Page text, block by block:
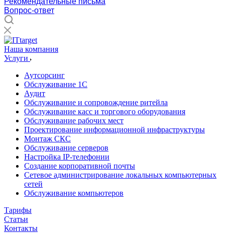
Вопрос-ответ
Наша компания
Услуги
Аутсорсинг
Обслуживание 1С
Аудит
Обслуживание и сопровождение ритейла
Обслуживание касс и торгового оборудования
Обслуживание рабочих мест
Проектирование информационной инфраструктуры
Монтаж СКС
Обслуживание серверов
Настройка IP-телефонии
Создание корпоративной почты
Сетевое администрирование локальных компьютерных
сетей
Обслуживание компьютеров
Тарифы
Статьи
Контакты